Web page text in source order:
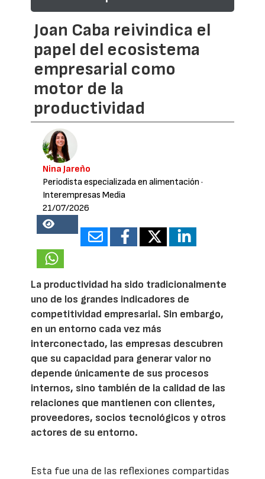
Joan Caba reivindica el
papel del ecosistema
empresarial como
motor de la
productividad
Nina Jareño
Periodista especializada en alimentación ·
Interempresas Media
21/07/2026
18277
La productividad ha sido tradicionalmente
uno de los grandes indicadores de
competitividad empresarial. Sin embargo,
en un entorno cada vez más
interconectado, las empresas descubren
que su capacidad para generar valor no
depende únicamente de sus procesos
internos, sino también de la calidad de las
relaciones que mantienen con clientes,
proveedores, socios tecnológicos y otros
actores de su entorno.
Esta fue una de las reflexiones compartidas